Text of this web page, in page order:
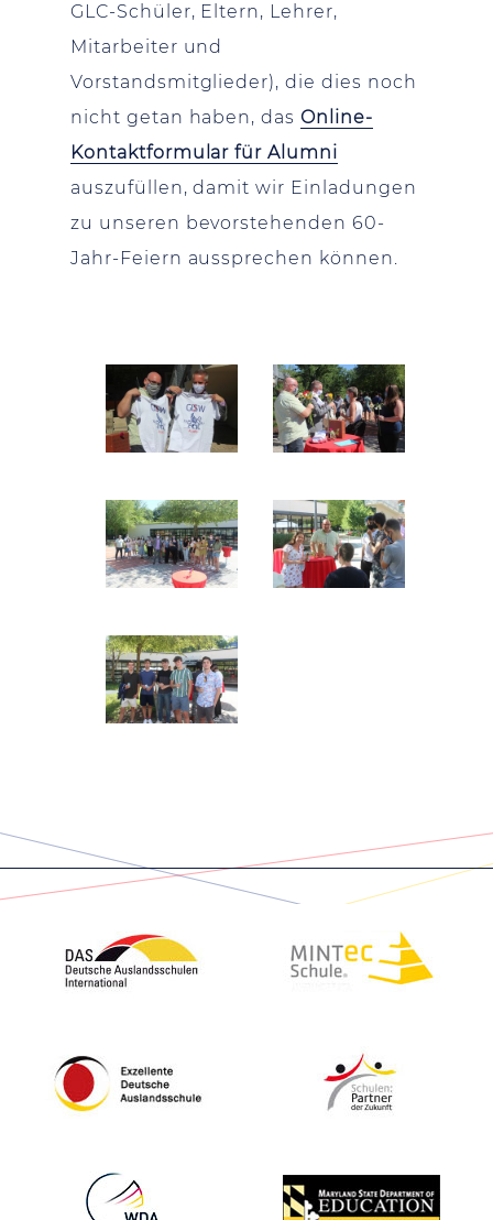
GLC-Schüler, Eltern, Lehrer,
Mitarbeiter und
Vorstandsmitglieder), die dies noch
nicht getan haben, das Online-
Kontaktformular für Alumni
auszufüllen, damit wir Einladungen
zu unseren bevorstehenden 60-
Jahr-Feiern aussprechen können.